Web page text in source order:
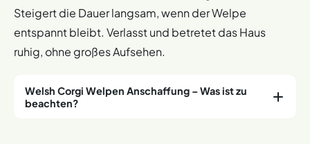
Steigert die Dauer langsam, wenn der Welpe
entspannt bleibt. Verlasst und betretet das Haus
ruhig, ohne großes Aufsehen.
Welsh Corgi Welpen Anschaffung – Was ist zu
beachten?